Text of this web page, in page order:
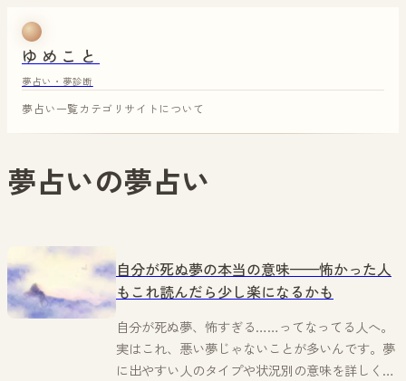
ゆめこと
夢占い・夢診断
夢占い一覧カテゴリ サイトについて
夢占いの夢占い
自分が死ぬ夢の本当の意味——怖かった人
もこれ読んだら少し楽になるかも
自分が死ぬ夢、怖すぎる……ってなってる人へ。
実はこれ、悪い夢じゃないことが多いんです。夢
に出やすい人のタイプや状況別の意味を詳しく解